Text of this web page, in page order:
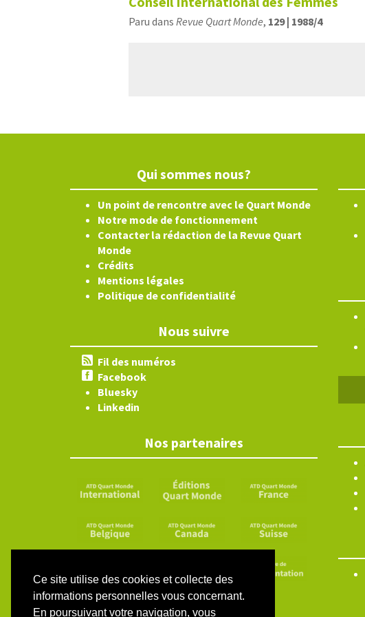
Ce site utilise des cookies et collecte des
informations personnelles vous concernant.
En poursuivant votre navigation, vous
Paru dans Revue Quart Monde, 129 | 1988/4
Qui sommes nous?
Un point de rencontre avec le Quart Monde
Notre mode de fonctionnement
Contacter la rédaction de la Revue Quart
Monde
Crédits
Mentions légales
Politique de confidentialité
Nous suivre
Fil des numéros
Facebook
Bluesky
Linkedin
Nos partenaires